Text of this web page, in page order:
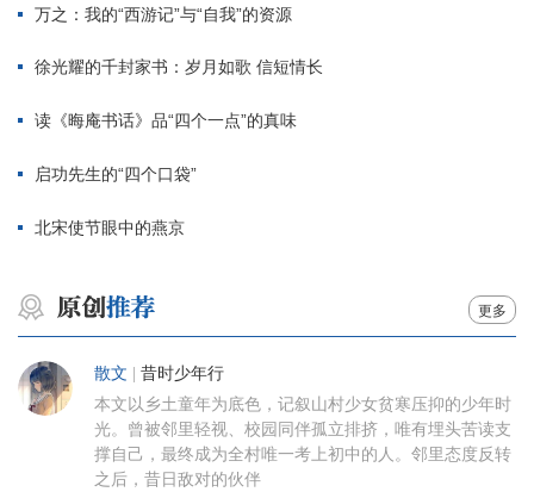
万之：我的“西游记”与“自我”的资源
徐光耀的千封家书：岁月如歌 信短情长
读《晦庵书话》品“四个一点”的真味
启功先生的“四个口袋”
北宋使节眼中的燕京
更多
散文 昔时少年行
本文以乡土童年为底色，记叙山村少女贫寒压抑的少年时
光。曾被邻里轻视、校园同伴孤立排挤，唯有埋头苦读支
撑自己，最终成为全村唯一考上初中的人。邻里态度反转
之后，昔日敌对的伙伴